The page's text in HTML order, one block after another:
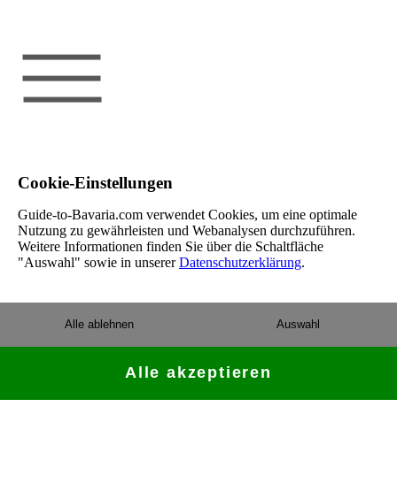
Cookie-Einstellungen
Guide-to-Bavaria.com verwendet Cookies, um eine optimale
Nutzung zu gewährleisten und Webanalysen durchzuführen.
Weitere Informationen finden Sie über die Schaltfläche
"Auswahl" sowie in unsererDatenschutzerklärung.
Auswahl
Alle ablehnen
Alle akzeptieren